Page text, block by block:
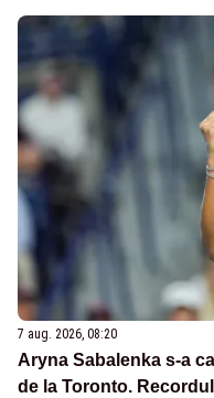
7 aug. 2026, 08:20
Aryna Sabalenka s-a
de la Toronto.